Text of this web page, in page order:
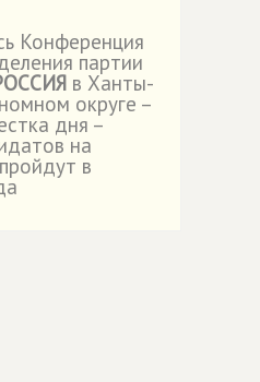
Конференция
партии
в Ханты-
округе –
дня –
на
в